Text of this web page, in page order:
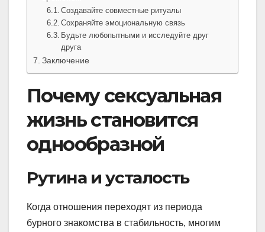
Создавайте совместные ритуалы
Сохраняйте эмоциональную связь
Будьте любопытными и исследуйте друг
друга
Заключение
Почему сексуальная
жизнь становится
однообразной
Рутина и усталость
Когда отношения переходят из периода
бурного знакомства в стабильность, многим